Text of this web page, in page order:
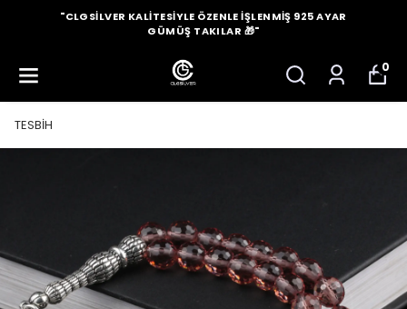
"CLGSILVER KALITESIYLE ÖZENLE İŞLENMIŞ 925 AYAR
GÜMÜŞ TAKILAR 🎁"
0
TESBİH